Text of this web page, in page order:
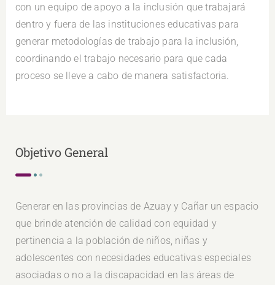
con un equipo de apoyo a la inclusión que trabajará
dentro y fuera de las instituciones educativas para
generar metodologías de trabajo para la inclusión,
coordinando el trabajo necesario para que cada
proceso se lleve a cabo de manera satisfactoria.
Objetivo General
Generar en las provincias de Azuay y Cañar un espacio
que brinde atención de calidad con equidad y
pertinencia a la población de niños, niñas y
adolescentes con necesidades educativas especiales
asociadas o no a la discapacidad en las áreas de